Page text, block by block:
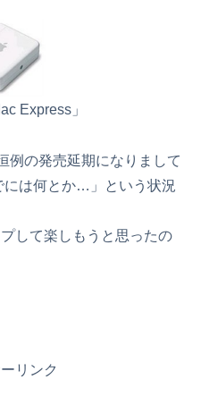
Express」
例の発売延期になりまして
には何とか…」という状況
して楽しもうと思ったの
リンク